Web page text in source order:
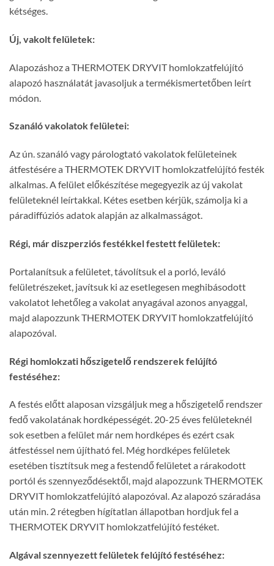
kétséges.
Új, vakolt felületek:
Alapozáshoz a THERMOTEK DRYVIT homlokzatfelújító
alapozó használatát javasoljuk a termékismertetőben leírt
módon.
Szanáló vakolatok felületei:
Az ún. szanáló vagy párologtató vakolatok felületeinek
átfestésére a THERMOTEK DRYVIT homlokzatfelújító festék
alkalmas. A felület előkészítése megegyezik az új vakolat
felületeknél leírtakkal. Kétes esetben kérjük, számolja ki a
páradiffúziós adatok alapján az alkalmasságot.
Régi, már diszperziós festékkel festett felületek:
Portalanítsuk a felületet, távolítsuk el a porló, leváló
felületrészeket, javítsuk ki az esetlegesen meghibásodott
vakolatot lehetőleg a vakolat anyagával azonos anyaggal,
majd alapozzunk THERMOTEK DRYVIT homlokzatfelújító
alapozóval.
Régi homlokzati hőszigetelő rendszerek felújító
festéséhez:
A festés előtt alaposan vizsgáljuk meg a hőszigetelő rendszer
fedő vakolatának hordképességét. 20-25 éves felületeknél
sok esetben a felület már nem hordképes és ezért csak
átfestéssel nem újítható fel. Még hordképes felületek
esetében tisztítsuk meg a festendő felületet a rárakodott
portól és szennyeződésektől, majd alapozzunk THERMOTEK
DRYVIT homlokzatfelújító alapozóval. Az alapozó száradása
után min. 2 rétegben hígítatlan állapotban hordjuk fel a
THERMOTEK DRYVIT homlokzatfelújító festéket.
Algával szennyezett felületek felújító festéséhez: